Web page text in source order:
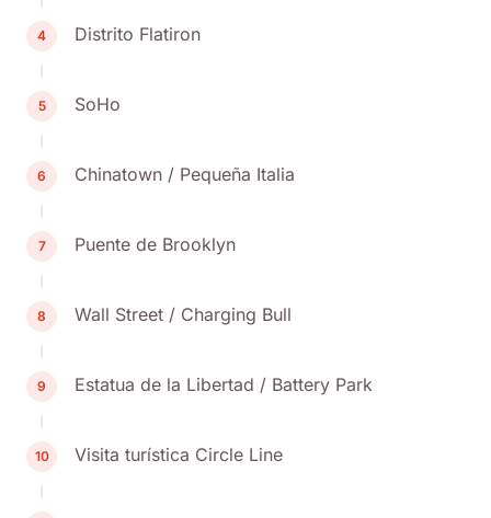
4 Distrito Flatiron
5 SoHo
6 Chinatown / Pequeña Italia
7 Puente de Brooklyn
8 Wall Street / Charging Bull
9 Estatua de la Libertad / Battery Park
10 Visita turística Circle Line